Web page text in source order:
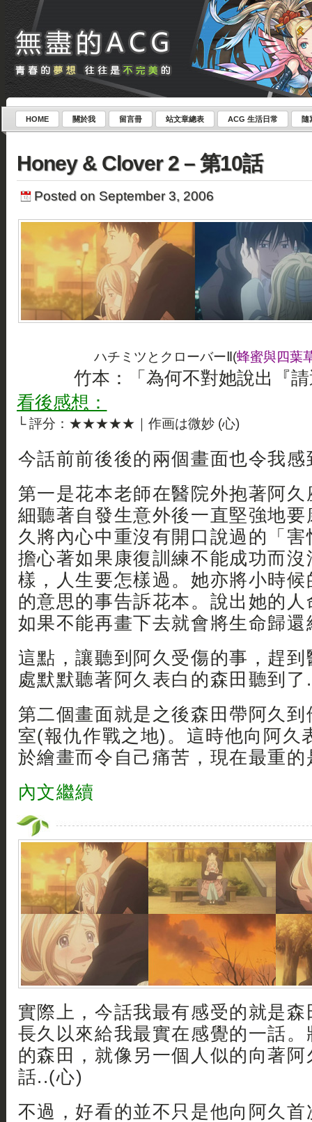
HOME 關於我 留言冊 站文章總表 ACG 生活日常 隨
Honey & Clover 2 – 第10話
Posted on September 3, 2006
ハチミツとクローバーⅡ(蜂蜜與四葉
竹本：「為何不對她說出『
看後感想：
└ 評分：★★★★★｜作画は微妙 (心)
今話前前後後的兩個畫面也令我
第一是花本老師在醫院外抱著阿
細聽著自發生意外後一直堅強地
久將內心中重沒有開口說過的「
擔心著如果康復訓練不能成功而
樣，人生要怎樣過。她亦將小時
的意思的事告訴花本。說出她的
如果不能再畫下去就會將生命歸還
這點，讓聽到阿久受傷的事，趕
處默默聽著阿久表白的森田聽到了
第二個畫面就是之後森田帶阿久
室(報仇作戰之地)。這時他向阿久
於繪畫而令自己痛苦，現在最重
內文繼續
實際上，今話我最有感受的就是
長久以來給我最實在感覺的一話
的森田，就像另一個人似的向著
話..(心)
不過，好看的並不只是他向阿久